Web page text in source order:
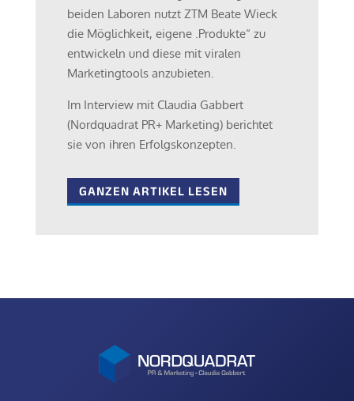
beiden Laboren nutzt ZTM Beate Wieck
die Möglichkeit, eigene .Produkte“ zu
entwickeln und diese mit viralen
Marketingtools anzubieten.
Im Interview mit Claudia Gabbert
(Nordquadrat PR+ Marketing) berichtet
sie von ih­ren Erfolgskonzepten.
GANZEN ARTIKEL LESEN